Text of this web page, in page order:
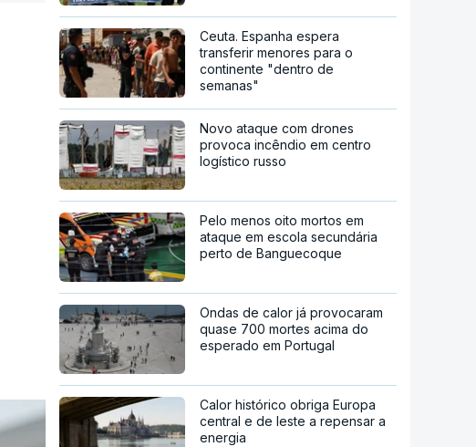
Ceuta. Espanha espera
transferir menores para o
continente "dentro de
semanas"
Novo ataque com drones
provoca incêndio em centro
logístico russo
Pelo menos oito mortos em
ataque em escola secundária
perto de Banguecoque
Ondas de calor já provocaram
quase 700 mortes acima do
esperado em Portugal
Calor histórico obriga Europa
central e de leste a repensar a
energia